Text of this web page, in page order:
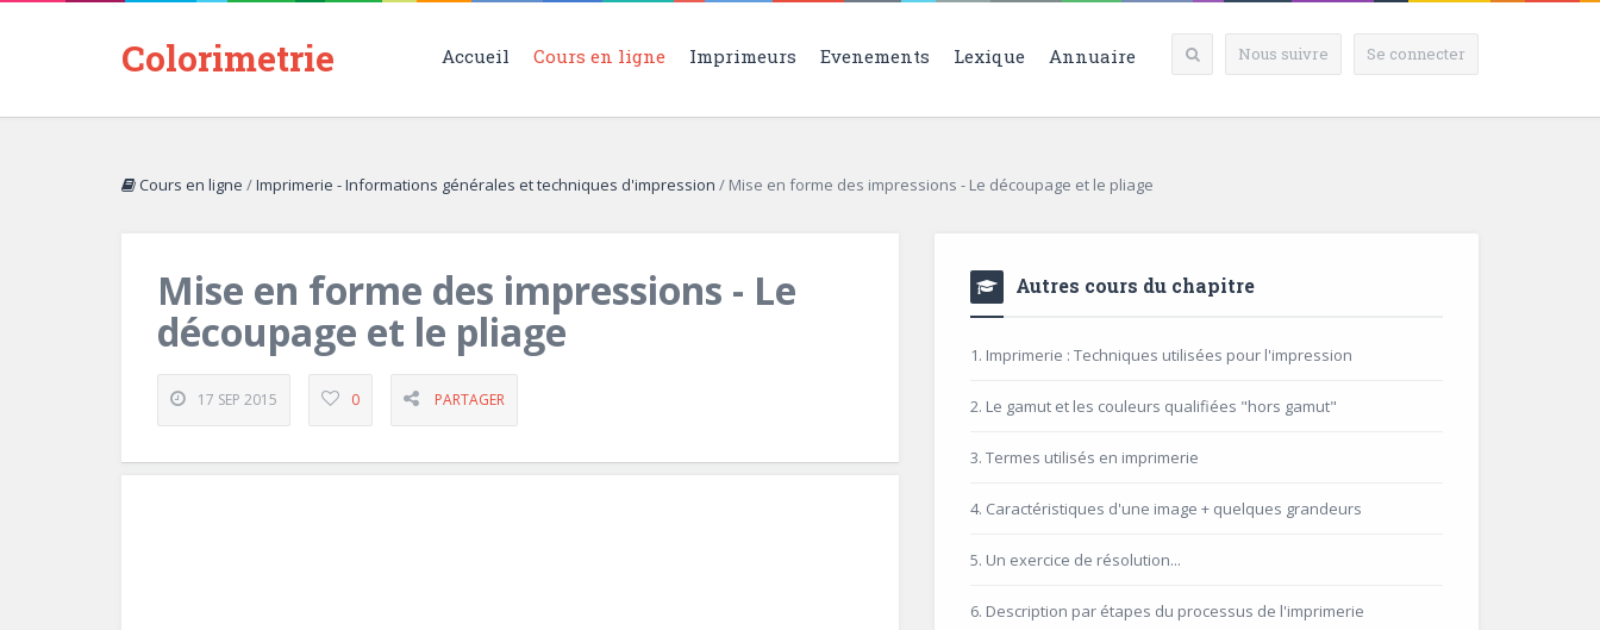
Colorimetrie Se connecter
Nous suivre
Accueil Cours en ligne Imprimeurs Evenements Lexique Annuaire
Cours en ligne /Imprimerie - Informations générales et techniques d'impression / Mise en forme des impressions - Le découpage et le pliage
Mise en forme des impressions - Le
découpage et le pliage
17 SEP 2015 0 PARTAGER
Autres cours du chapitre
1. Imprimerie : Techniques utilisées pour l'impression
2. Le gamut et les couleurs qualifiées "hors gamut"
3. Termes utilisés en imprimerie
4. Caractéristiques d'une image + quelques grandeurs
5. Un exercice de résolution...
6. Description par étapes du processus de l'imprimerie